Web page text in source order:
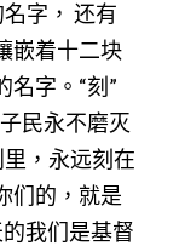
字， 还有
嵌着十二块
名字。“刻”
民永不磨灭
，永远刻在
们的，就是
我们是基督